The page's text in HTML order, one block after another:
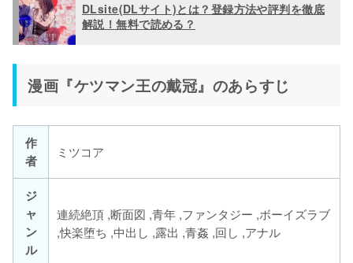
DLsite(DLサイト)とは？登録方法や評判を徹底
解説！無料で読める？
漫画『ケツマン王の戴冠』のあらすじ
作
者
ミツコア
ジ
ャ
ン
ル
連続絶頂 ,断面図 ,青年 ,ファンタジー ,ボーイズラブ
,快楽堕ち ,中出し ,露出 ,青姦 ,回し ,アナル